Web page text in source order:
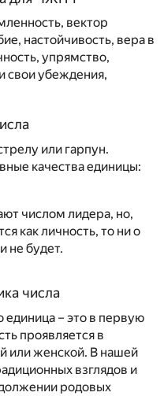
вектор
настойчивость, вера в
упрямство,
свои убеждения,
или гарпун.
качества единицы:
числом лидера, но,
как личность, то ни о
не будет.
числа
единица – это в первую
проявляется в
или женской. В нашей
взглядов и
родовых